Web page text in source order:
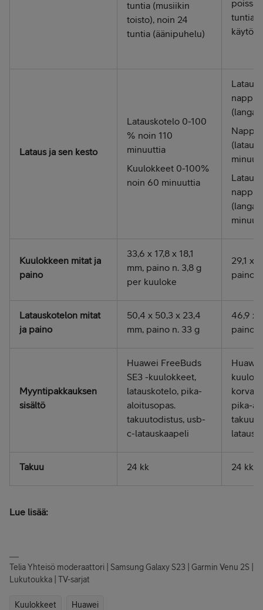
tuntia (musiikin
toisto), noin 24
tuntia (äänipuhelu)
poissa
tuntia
Lataus ja sen kesto
Latauskotelo 0-100
% noin 110
minuuttia
Kuulokkeet 0-100%
noin 60 minuuttia
Kuulokkeen mitat ja
paino
33,6 x 17,8 x 18,1
mm, paino n. 3,8 g
per kuuloke
29,1 x
paino
Latauskotelon mitat
ja paino
50,4 x 50,3 x 23,4
mm, paino n. 33 g
46,9 x
paino
Myyntipakkauksen
sisältö
Huawei FreeBuds
SE3 -kuulokkeet,
latauskotelo, pika-
aloitusopas.
takuutodistus, usb-
c-latauskaapeli
pika-
Takuu 24 kk 24 kk
Lue lisää:
Telia Yhteisö moderaattori | Samsung Galaxy S23 | Garmin Venu 2S |
Lukutoukka | TV-sarjat
Kuulokkeet Huawei